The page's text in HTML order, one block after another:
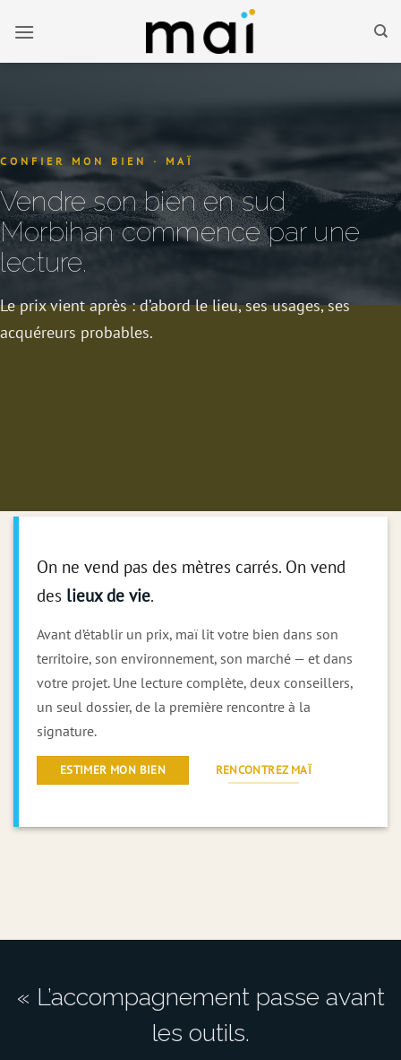
CONFIER MON BIEN · MAÏ
Vendre son bien en sud
Morbihan commence par une
lecture.
Le prix vient après : d’abord le lieu, ses usages, ses
acquéreurs probables.
On ne vend pas des mètres carrés. On vend
des lieux de vie.
Avant d’établir un prix, maï lit votre bien dans son
territoire, son environnement, son marché — et dans
votre projet. Une lecture complète, deux conseillers,
un seul dossier, de la première rencontre à la
signature.
ESTIMER MON BIEN RENCONTREZ MAÏ
« L’accompagnement passe avant
les outils.